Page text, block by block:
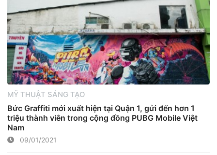
MỸ THUẬT SÁNG TẠO
Bức Graffiti mới xuất hiện tại Quận 1, gửi đến hơn 1
triệu thành viên trong cộng đồng PUBG Mobile Việt
Nam
09/01/2021